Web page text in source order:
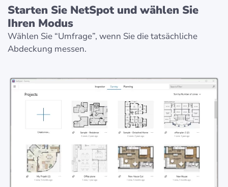
Starten Sie NetSpot und wählen Sie
Ihren Modus
Wählen Sie “Umfrage”, wenn Sie die tatsächliche
Abdeckung messen.